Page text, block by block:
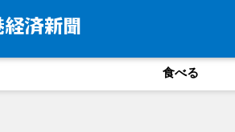
食べる